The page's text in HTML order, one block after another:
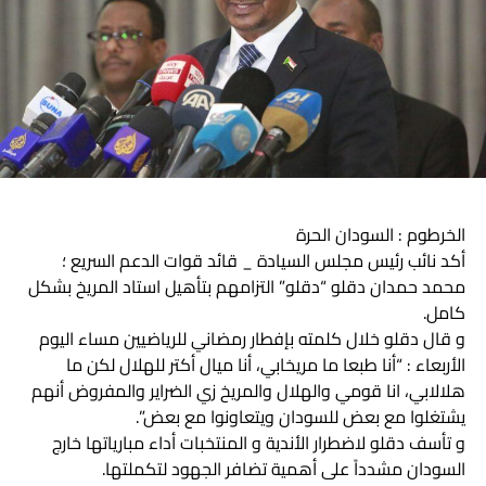
الشاعر محمد عبدالله الامي استوقفه الحلو مر يسأل الفنان
الرائع بادي عن الحلو مر أنت حكمة أنت آية ولا إنسان أنت صاحي
ولا نايم ولا طرفك من طبعو نعسان …
أنت راحي أنت روحي أنت انسان عيني يا صاحي وأنت أحسان
***********
( جلابية وتوب) قيثارة الفن السوداني محمد وردي هام حلوا ومرا
ياوجه مليان غنا مليان عشق وحنين يا غابة قمحية مشرورة فوق
البلودزي الصباحية يا نيل ونيلية يا سحنة نوبية يا كلمة عربية يا
وشمة زنجية
**********
محمود ابكر أيضاً تحدث عن الحلو مر بألحان وأداء محمد
الخرطوم : السودان الحرة
أكد نائب رئيس مجلس السيادة _ قائد قوات الدعم السريع ؛
محمد حمدان دقلو “دقلو” التزامهم بتأهيل استاد المريخ بشكل
كامل.
و قال دقلو خلال كلمته بإفطار رمضاني للرياضيين مساء اليوم
الأربعاء : “أنا طبعا ما مريخابي، أنا ميال أكتر للهلال لكن ما
هلالابي، انا قومي والهلال والمريخ زي الضراير والمفروض أنهم
يشتغلوا مع بعض للسودان ويتعاونوا مع بعض”.
و تأسف دقلو لاضطرار الأندية و المنتخبات أداء مبارياتها خارج
السودان مشدداً على أهمية تضافر الجهود لتكملتها.